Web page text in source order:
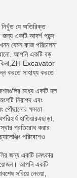
যে অতিরিক্ত
জন্য একটি আদর্শ পছন্দ
যেমন কাজ পরিচালনা
আপনি একটি বড়
কিনা,ZH Excavator
করতে সাহায্য করতে
মধ্যে একটি হল
নিরাপদ এবং
পৌঁছানোর ক্ষমতা
হাতিয়ারএছাড়া,
প্রতিরোধ করার
পরিবেশেও
জন্য একটি চমৎকার
আপনি একটি
সরিয়ে নেওয়া,